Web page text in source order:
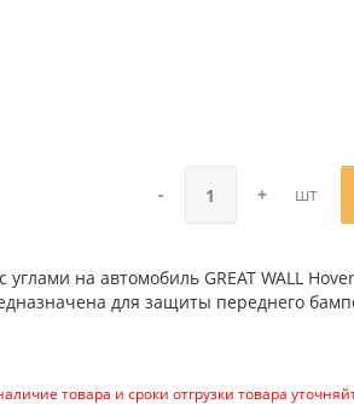
- + шт
на автомобиль GREAT WALL
для защиты переднего
товара и сроки отгрузки товара